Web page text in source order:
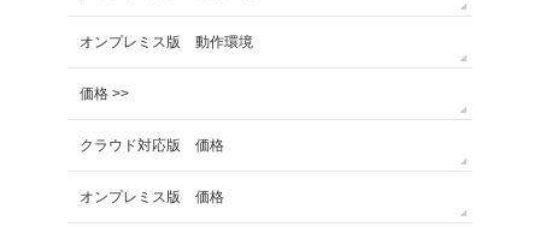
オンプレミス版 動作環境
価格 >>
クラウド対応版 価格
オンプレミス版 価格